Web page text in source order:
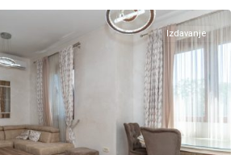
Izdavanje